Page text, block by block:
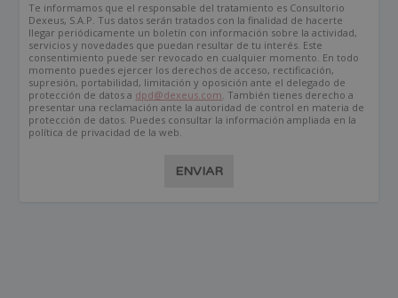
Te informamos que el responsable del tratamiento es Consultorio
Dexeus, S.A.P. Tus datos serán tratados con la finalidad de hacerte
llegar periódicamente un boletín con información sobre la actividad,
servicios y novedades que puedan resultar de tu interés. Este
consentimiento puede ser revocado en cualquier momento. En todo
momento puedes ejercer los derechos de acceso, rectificación,
supresión, portabilidad, limitación y oposición ante el delegado de
protección de datos a dpd@dexeus.com. También tienes derecho a
presentar una reclamación ante la autoridad de control en materia de
protección de datos. Puedes consultar la información ampliada en la
política de privacidad de la web.
ENVIAR